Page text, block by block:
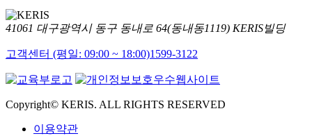
41061 대구광역시 동구 동내로 64(동내동1119) KERIS빌딩
고객센터 (평일: 09:00 ~ 18:00)1599-3122
Copyright© KERIS. ALL RIGHTS RESERVED
이용약관